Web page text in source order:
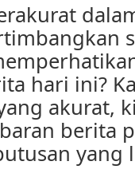
hari ini?
akurat,
berita
yang